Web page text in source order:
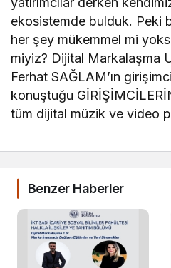
ekosistemde bulduk. Peki
her şey mükemmel mi
miyiz? Dijital Markalaşma
Ferhat SAĞLAM’ın
konuştuğu
tüm dijital müzik ve video
Benzer Haberler